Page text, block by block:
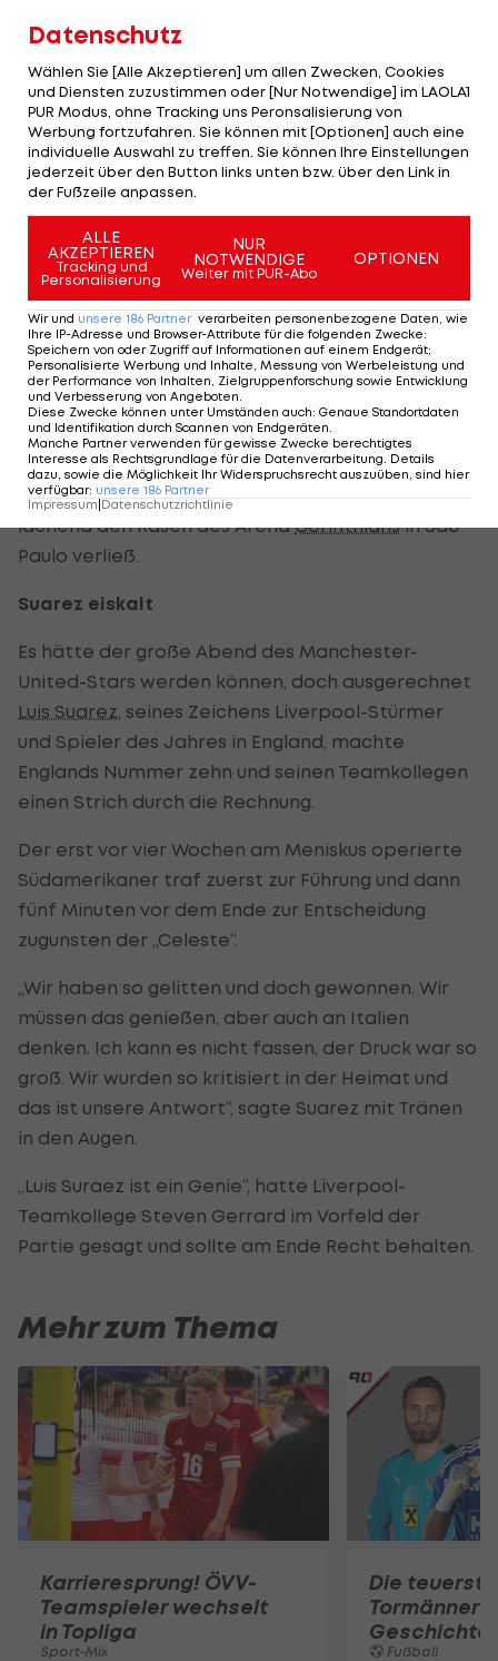
zwischenzeitlichen 1:1 einschob.
Unglücklicher Auftritt von Gerrard
Im Gegensatz zu Suarez erwischte Gerard einen
rabenschwarzen Tag. Zum einen war er im
zentralen Mittelfeld kaum präsent und hielt sich
aus dem Spielaufbau über weite Strecken zurück.
Auch seine Standards, mit Ausnahme der Flanke
bei Rooneys Lattentreffer, flogen meist an Freund
und Feind vorbei.
Einem Ballverlust im Mittelfeld folgte der
Führungstreffer der „Urus“, auch beim zweiten und
entscheidenden Gegentreffer unterschätze der
Brite einen hohen Ball, konnte den Konter nicht
unterbinden und half unfreiwillig mit, dass am
Ende Suarez und nicht Teamkollege Rooney
lachend den Rasen des ArenaCorinthiansin Sao
Paulo verließ.
Suarez eiskalt
Es hätte der große Abend des Manchester-
United-Stars werden können, doch ausgerechnet
Luis Suarez , seines Zeichens Liverpool-Stürmer
und Spieler des Jahres in England, machte
Englands Nummer zehn und seinen Teamkollegen
einen Strich durch die Rechnung.
Der erst vor vier Wochen am Meniskus operierte
Südamerikaner traf zuerst zur Führung und dann
fünf Minuten vor dem Ende zur Entscheidung
zugunsten der „Celeste“.
„Wir haben so gelitten und doch gewonnen. Wir
müssen das genießen, aber auch an Italien
denken. Ich kann es nicht fassen, der Druck war so
groß. Wir wurden so kritisiert in der Heimat und
das ist unsere Antwort“, sagte Suarez mit Tränen
in den Augen.
„Luis Suraez ist ein Genie“, hatte Liverpool-
Teamkollege Steven Gerrard im Vorfeld der
Partie gesagt und sollte am Ende Recht behalten.
Mehr zum Thema
Karrieresprung! ÖVV-
Teamspieler wechselt
in Topliga
Sport-Mix
Die
Tormänner
Geschichte
Fußball
Datenschutz
Wählen Sie [Alle Akzeptieren] um allen Zwecken, Cookies
und Diensten zuzustimmen oder [Nur Notwendige] im LAOLA1
PUR Modus, ohne Tracking uns Peronsalisierung von
Werbung fortzufahren. Sie können mit [Optionen] auch eine
individuelle Auswahl zu treffen. Sie können Ihre Einstellungen
jederzeit über den Button links unten bzw. über den Link in
der Fußzeile anpassen.
ALLE
AKZEPTIEREN
Tracking und
Personalisierung
NUR
NOTWENDIGE
Weiter mit PUR-Abo
OPTIONEN
Wir und unsere 186 Partner verarbeiten personenbezogene Daten, wie
Ihre IP-Adresse und Browser-Attribute für die folgenden Zwecke:
Speichern von oder Zugriff auf Informationen auf einem Endgerät;
Personalisierte Werbung und Inhalte, Messung von Werbeleistung und
der Performance von Inhalten, Zielgruppenforschung sowie Entwicklung
und Verbesserung von Angeboten
Diese Zwecke können unter Umständen auch: Genaue Standortdaten
und Identifikation durch Scannen von Endgeräten
Manche Partner verwenden für gewisse Zwecke berechtigtes
Interesse als Rechtsgrundlage für die Datenverarbeitung. Details
dazu, sowie die Möglichkeit Ihr Widerspruchsrecht auszuüben, sind hier
verfügbar: unsere 186 Partner
Impressum|Datenschutzrichtlinie